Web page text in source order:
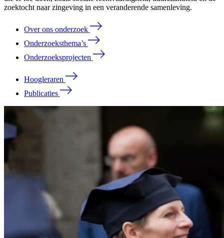
zoektocht naar zingeving in een veranderende samenleving.
Over ons onderzoek
Onderzoeksthema’s
Onderzoeksprojecten
Hoogleraren
Publicaties